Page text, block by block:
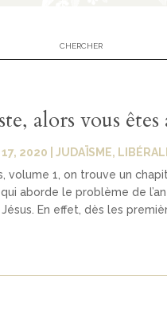
alors vous
2020 JUDAÏSME,
volume 1, on trouve un
aborde le problème de
En effet, dès les